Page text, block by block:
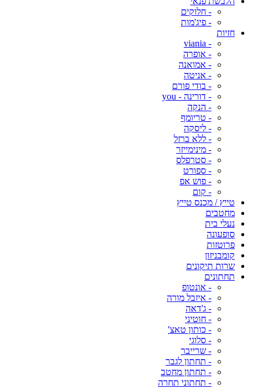
- חלוקים
- פיג'מות
חזיות
- viania
- אופרה
- אמואנה
- אניטה
- בודי פורם
- דורינה - you
- הנקה
- טריומף
- ליסקה
- ללא ברזל
- מינימייזר
- סטרפלס
- ספורט
- פוש אפ
- קום
טייץ / מכנס טייץ
מחטבים
נעלי בית
סופעונה
פרוטזות
קומבניזון
שרות תיקונים
תחתונים
- אונטופ
- איזבל מורה
- ג'דאה
- חוטיני
- כותון טאצ'
- סלוגי
- שרייבר
- תחתון לגבר
- תחתון מחטב
- תחתוני תחרה